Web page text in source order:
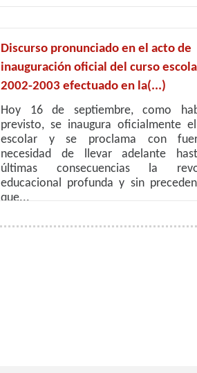
Discurso pronunciado en el acto de
inauguración oficial del curso
2002-2003 efectuado en la(...)
Hoy 16 de septiembre, como
previsto, se inaugura oficialmente
escolar y se proclama con
necesidad de llevar adelante
últimas consecuencias la
educacional profunda y sin
que...